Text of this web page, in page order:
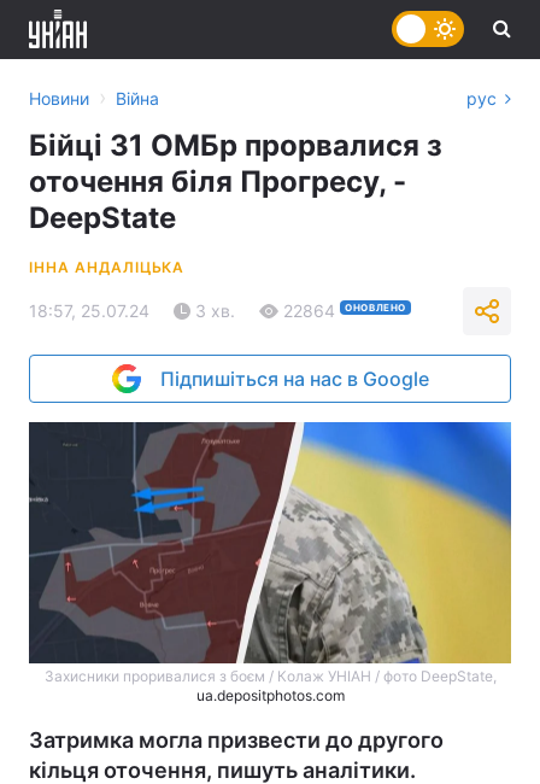
Новини › Війна рус
Бійці 31 ОМБр прорвалися з
оточення біля Прогресу, -
DeepState
ІННА АНДАЛІЦЬКА
18:57, 25.07.24 3 хв. 22864 ОНОВЛЕНО
Підпишіться на нас в Google
Захисники проривалися з боєм / Колаж УНІАН / фото DeepState,
ua.depositphotos.com
Затримка могла призвести до другого
кільця оточення, пишуть аналітики.